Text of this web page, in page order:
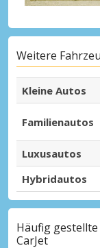
Weitere
Kleine Autos
Familienautos
Luxusautos
Hybridautos
Häufig
CarJet